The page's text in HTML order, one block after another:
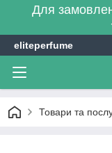
Для
eliteperfume
Товари та